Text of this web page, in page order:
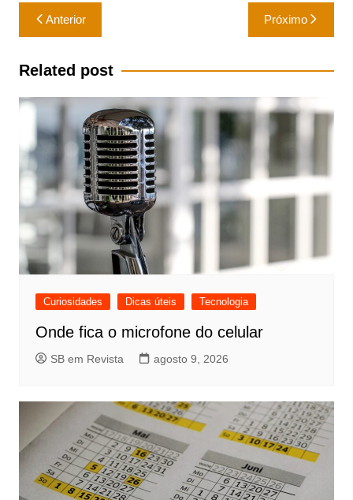
Navegação
de
Post
Anterior Próximo
Related post
Curiosidades Dicas úteis Tecnologia
Onde fica o microfone do celular
SB em Revista agosto 9, 2026